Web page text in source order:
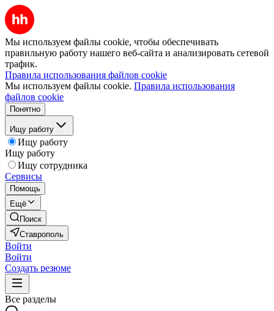
Мы используем файлы cookie, чтобы обеспечивать
правильную работу нашего веб-сайта и анализировать сетевой
трафик.
Правила использования файлов cookie
Мы используем файлы cookie. Правила использования
файлов cookie
Понятно
Ищу работу
Ищу работу
Ищу работу
Ищу сотрудника
Сервисы
Помощь
Ещё
Поиск
Ставрополь
Войти
Войти
Создать резюме
Все разделы